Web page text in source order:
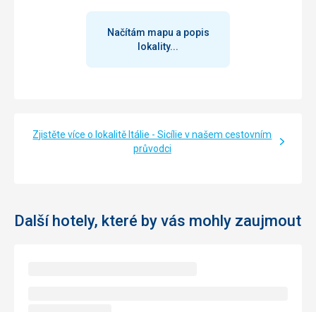
Načítám mapu a popis
lokality...
Zjistěte více o lokalitě Itálie - Sicílie v našem cestovním
průvodci
Další hotely, které by vás mohly zaujmout